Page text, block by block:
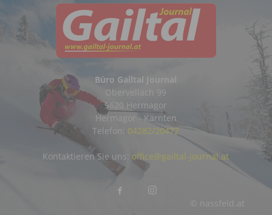
Büro Gailtal Journal
Obervellach 99
9620 Hermagor
Hermagor - Kärnten
Telefon: 04282/20472
© nassfeld.at
Kontaktieren Sie uns: office@gailtal-journal.at